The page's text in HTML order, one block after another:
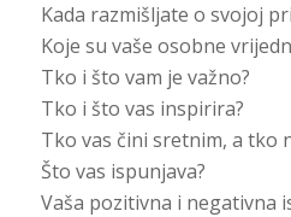
Kada razmišljate o svojoj
Koje su vaše osobne
Tko i što vam je važno?
Tko i što vas inspirira?
Tko vas čini sretnim, a tko
Što vas ispunjava?
Vaša pozitivna i negativna